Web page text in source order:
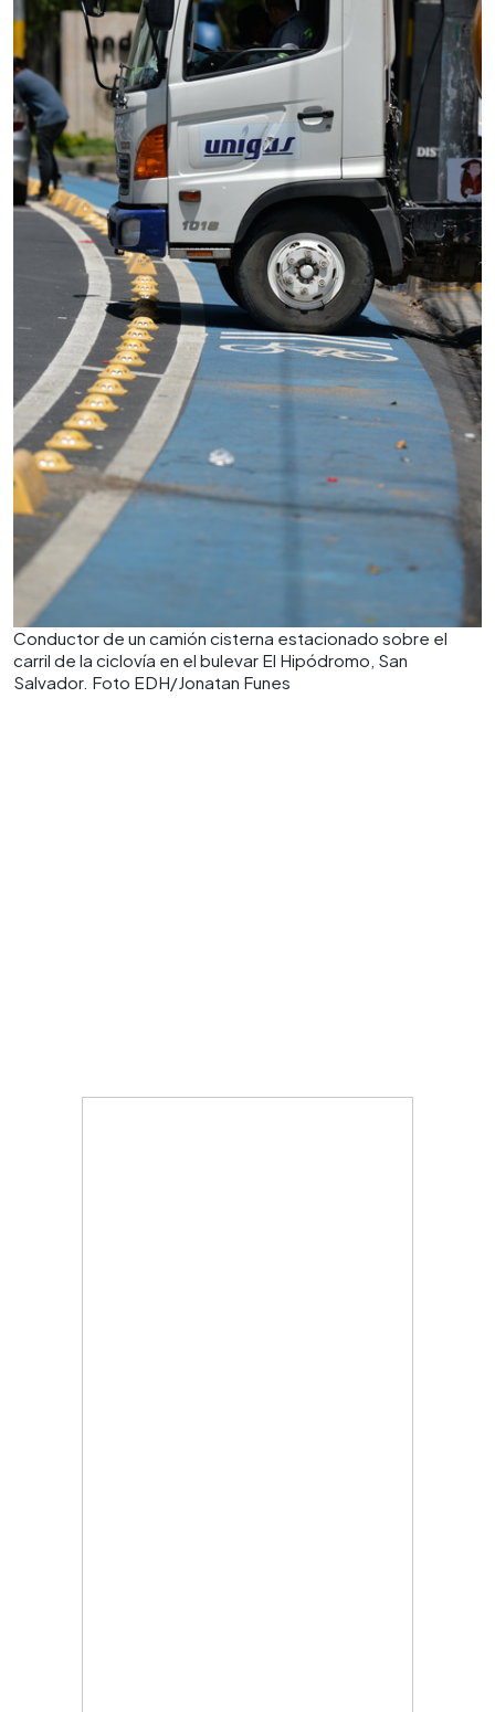
Conductor de un camión cisterna estacionado sobre el
carril de la ciclovía en el bulevar El Hipódromo, San
Salvador. Foto EDH/Jonatan Funes